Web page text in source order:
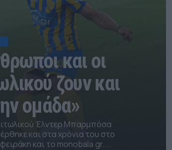
και οι
ζουν και
ομάδα»
Έλντερ Μπαρμπόσα
και στα χρόνια του στο
και το monobala.gr....